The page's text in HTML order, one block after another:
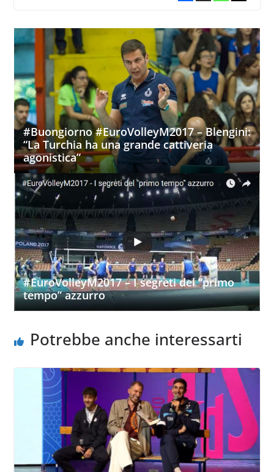
#Buongiorno #EuroVolleyM2017 – Blengini:
“La Turchia ha una grande cattiveria
agonistica”
#EuroVolleyM2017 – I segreti del “primo
tempo” azzurro
Potrebbe anche interessarti